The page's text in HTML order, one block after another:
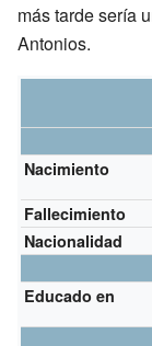
más tarde sería
Antonios.
Nacimiento
Fallecimiento
Nacionalidad
Educado en